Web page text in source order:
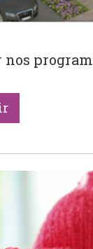
nos